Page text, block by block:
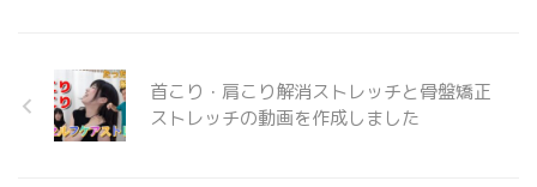
首こり・肩こり解消ストレッチと骨盤矯正
ストレッチの動画を作成しました